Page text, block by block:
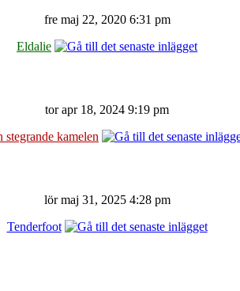
fre maj 22, 2020 6:31 pm
Eldalie
tor apr 18, 2024 9:19 pm
stegrande kamelen
lör maj 31, 2025 4:28 pm
Tenderfoot